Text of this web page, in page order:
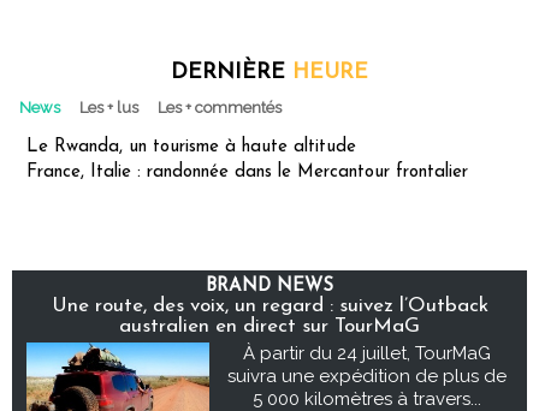
DERNIÈRE HEURE
News Les + lus Les + commentés
Le Rwanda, un tourisme à haute altitude
France, Italie : randonnée dans le Mercantour frontalier
BRAND NEWS
Une route, des voix, un regard : suivez l’Outback
australien en direct sur TourMaG
À partir du 24 juillet, TourMaG
suivra une expédition de plus de
5 000 kilomètres à travers...